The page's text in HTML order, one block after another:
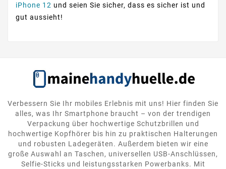
iPhone 12 und seien Sie sicher, dass es sicher ist und
gut aussieht!
Verbessern Sie Ihr mobiles Erlebnis mit uns! Hier finden Sie
alles, was Ihr Smartphone braucht – von der trendigen
Verpackung über hochwertige Schutzbrillen und
hochwertige Kopfhörer bis hin zu praktischen Halterungen
und robusten Ladegeräten. Außerdem bieten wir eine
große Auswahl an Taschen, universellen USB-Anschlüssen,
Selfie-Sticks und leistungsstarken Powerbanks. Mit